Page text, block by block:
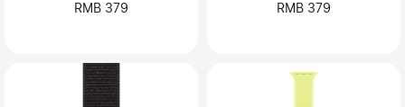
RMB 379 RMB 379